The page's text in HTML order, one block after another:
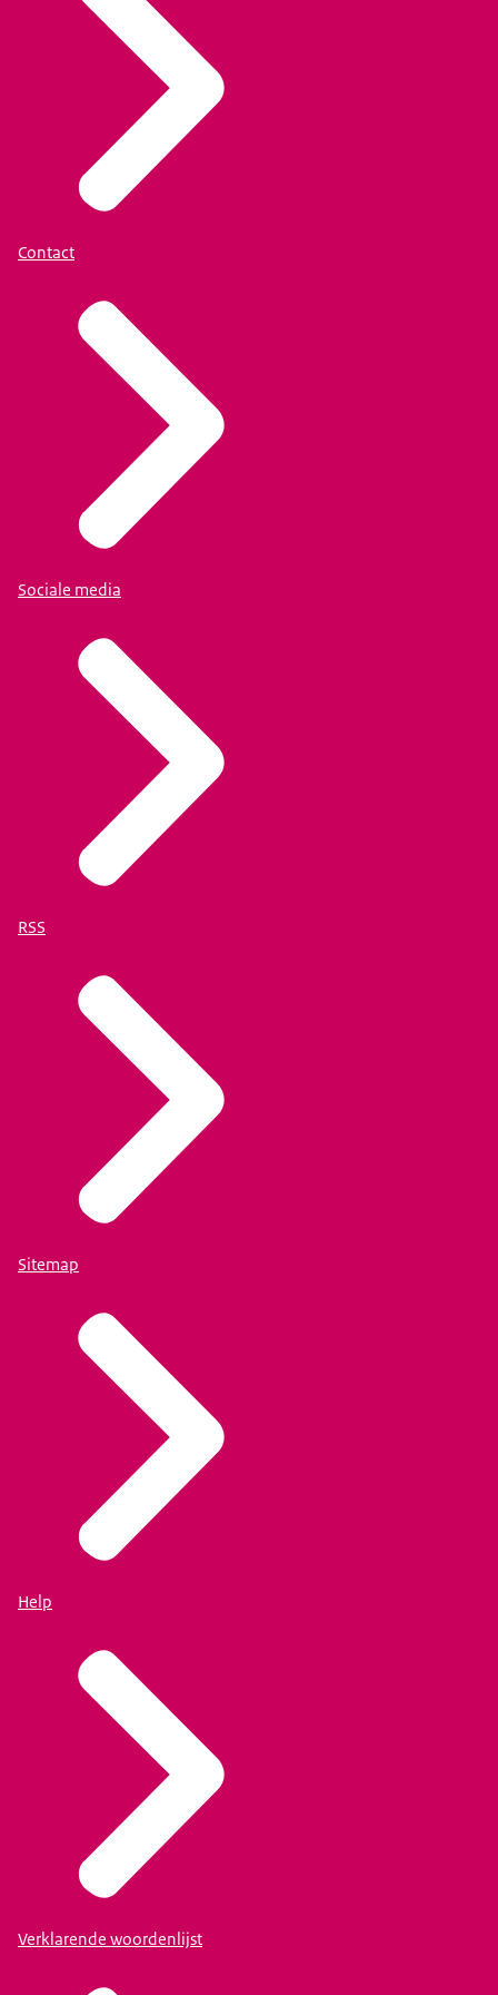
Contact
Sociale media
RSS
Sitemap
Help
Verklarende woordenlijst